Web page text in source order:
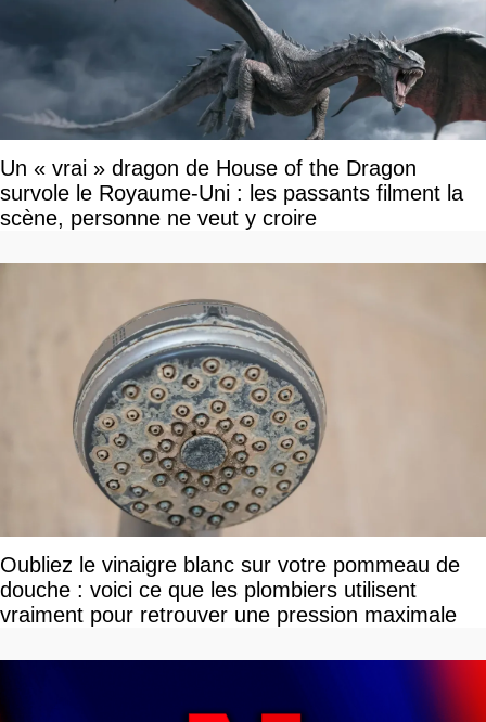
Un « vrai » dragon de House of the Dragon
survole le Royaume-Uni : les passants filment la
scène, personne ne veut y croire
Oubliez le vinaigre blanc sur votre pommeau de
douche : voici ce que les plombiers utilisent
vraiment pour retrouver une pression maximale